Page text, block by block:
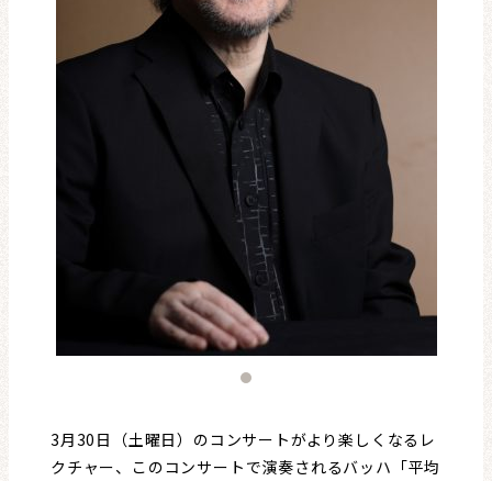
3月30日（土曜日）のコンサートがより楽しくなるレ
クチャー、このコンサートで演奏されるバッハ「平均